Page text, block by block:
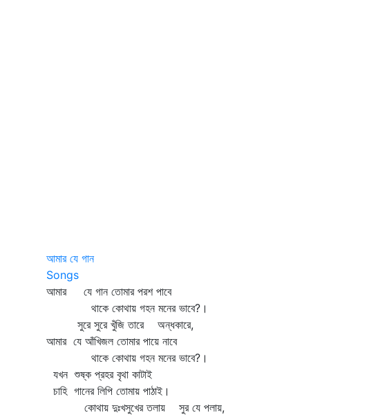
আমার যে গান
Songs
আমার যে গান তোমার পরশ পাবে
থাকে কোথায় গহন মনের ভাবে?।
সুরে সুরে খুঁজি তারে অন্ধকারে,
আমার যে আঁখিজল তোমার পায়ে নাবে
থাকে কোথায় গহন মনের ভাবে?।
যখন শুষ্ক প্রহর বৃথা কাটাই
চাহি গানের লিপি তোমায় পাঠাই।
কোথায় দুঃখসুখের তলায় সুর যে পলায়,